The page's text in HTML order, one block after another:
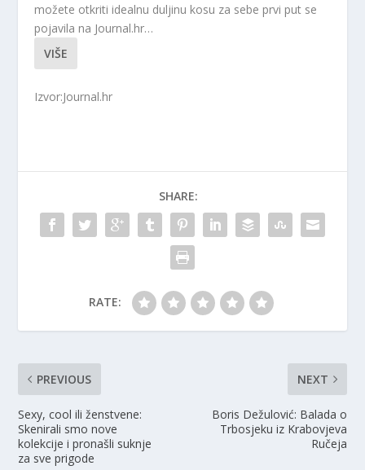
možete otkriti idealnu duljinu kosu za sebe prvi put se
pojavila na Journal.hr…
VIŠE
Izvor:Journal.hr
SHARE:
RATE:
PREVIOUS
Sexy, cool ili ženstvene:
Skenirali smo nove
kolekcije i pronašli suknje
za sve prigode
NEXT
Boris Dežulović: Balada o
Trbosjeku iz Krabovjeva
Ručeja